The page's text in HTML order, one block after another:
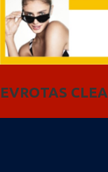
EVROTAS